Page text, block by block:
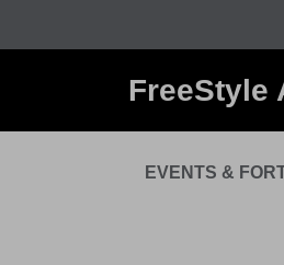
FreeStyle
EVENTS &